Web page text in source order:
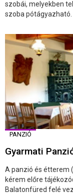
szobái, melyekben
szoba pótágyazható.
PANZIÓ
Gyarmati
A panzió és étterem
kérem előre
Balatonfüred felé